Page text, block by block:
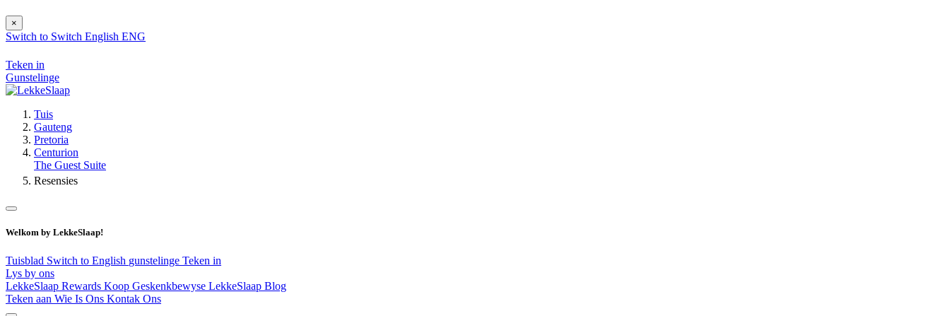
×
Switch to Switch English ENG
Teken in
Gunstelinge
Tuis
Gauteng
Pretoria
Centurion
The Guest Suite
Resensies
Welkom by LekkeSlaap!
Tuisblad Switch to English gunstelinge Teken in
Lys by ons
LekkeSlaap Rewards Koop Geskenkbewyse LekkeSlaap Blog
Teken aan Wie Is Ons Kontak Ons